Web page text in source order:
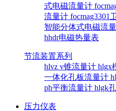
式电磁流量计
流量计 focmag3301
智能分体式电磁流
hhdr电磁热量表
节流装置系列
hlvz v锥流量计 hlgx
一体化孔板流量计
ph平衡流量计 hlgk
压力仪表